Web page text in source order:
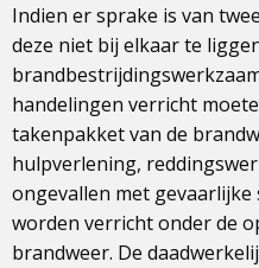
Indien er sprake is van
deze niet bij elkaar te
handelingen verricht
takenpakket van de
hulpverlening,
ongevallen met
worden verricht onder de
brandweer. De